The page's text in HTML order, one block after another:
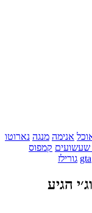
אנימה מנגה נארוטו
קמפוס
gta גורילז
הגיע